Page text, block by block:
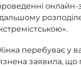
онлайн-
перебуває у
заявила,